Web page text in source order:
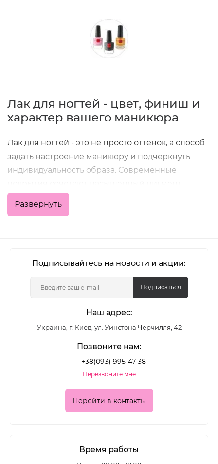
Лак для ногтей - цвет, финиш и
характер вашего маникюра
Лак для ногтей - это не просто оттенок, а способ
задать настроение маникюру и подчеркнуть
индивидуальность образа. Современные
удобное нанесение и хорошую стойкость, что
позволяет получить аккуратный результат как в
В категории представлены классические
покрытия с шиммером и глиттером - для
повседневного маникюра и выразительных
акцентных дизайнов.
Какие лаки для ногтей
представлены в каталоге
Ассортимент позволяет подобрать покрытие для
• глянцевые формулы с глубоким блеском
Развернуть
Подписывайтесь на новости и акции:
Подписаться
Наш адрес:
Украина, г. Киев, ул. Уинстона Черчилля, 42
Позвоните нам:
+38(093) 995-47-38
Перезвоните мне
Перейти в контакты
Время работы